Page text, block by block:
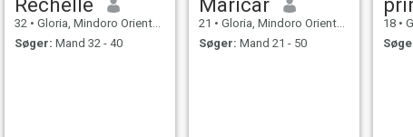
32 • Gloria, Mindoro Oriental, Filippinerne
Søger: Mand 32 - 40
21 • Gloria, Mindoro Oriental, Filippinerne
Søger: Mand 21 - 50
18 •